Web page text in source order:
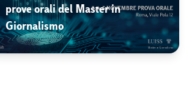
prove orali del Master in
Giornalismo